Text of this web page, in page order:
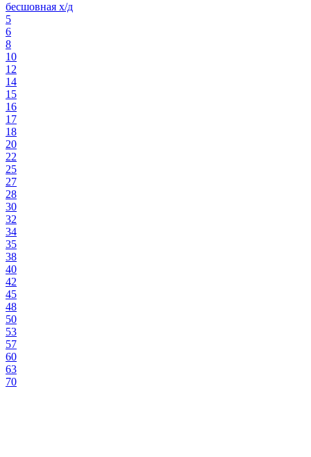
бесшовная х/д
5
6
8
10
12
14
15
16
17
18
20
22
25
27
28
30
32
34
35
38
40
42
45
48
50
53
57
60
63
70